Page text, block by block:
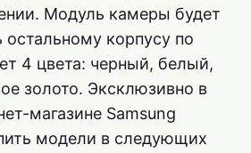
Модуль камеры будет
остальному корпусу по
4 цвета: черный, белый,
золото. Эксклюзивно в
магазине Samsung
модели в следующих